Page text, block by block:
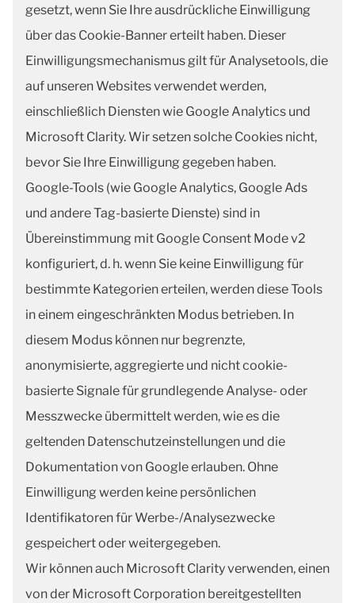
gesetzt, wenn Sie Ihre ausdrückliche Einwilligung
über das Cookie-Banner erteilt haben. Dieser
Einwilligungsmechanismus gilt für Analysetools, die
auf unseren Websites verwendet werden,
einschließlich Diensten wie Google Analytics und
Microsoft Clarity. Wir setzen solche Cookies nicht,
bevor Sie Ihre Einwilligung gegeben haben.
Google-Tools (wie Google Analytics, Google Ads
und andere Tag-basierte Dienste) sind in
Übereinstimmung mit Google Consent Mode v2
konfiguriert, d. h. wenn Sie keine Einwilligung für
bestimmte Kategorien erteilen, werden diese Tools
in einem eingeschränkten Modus betrieben. In
diesem Modus können nur begrenzte,
anonymisierte, aggregierte und nicht cookie-
basierte Signale für grundlegende Analyse- oder
Messzwecke übermittelt werden, wie es die
geltenden Datenschutzeinstellungen und die
Dokumentation von Google erlauben. Ohne
Einwilligung werden keine persönlichen
Identifikatoren für Werbe-/Analysezwecke
gespeichert oder weitergegeben.
Wir können auch Microsoft Clarity verwenden, einen
von der Microsoft Corporation bereitgestellten